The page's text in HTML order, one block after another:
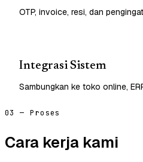
OTP, invoice, resi, dan
Integrasi Sistem
Sambungkan ke toko online,
03 — Proses
Cara kerja kami